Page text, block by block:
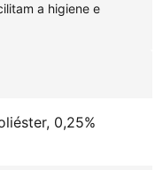
a higiene e
0,25%